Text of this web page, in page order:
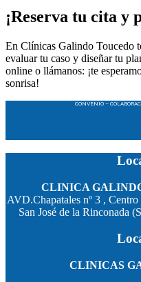
¡Reserva tu cita y
En Clínicas Galindo Toucedo
evaluar tu caso y diseñar tu
online o llámanos: ¡te
sonrisa!
CONVENIO –
CLINICA
AVD.Chapatales nº 3 ,
San José de la Rinconada
CLINICAS